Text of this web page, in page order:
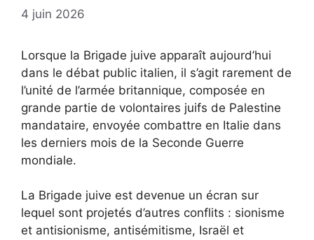
4 juin 2026
Lorsque la Brigade juive apparaît aujourd’hui
dans le débat public italien, il s’agit rarement de
l’unité de l’armée britannique, composée en
grande partie de volontaires juifs de Palestine
mandataire, envoyée combattre en Italie dans
les derniers mois de la Seconde Guerre
mondiale.
La Brigade juive est devenue un écran sur
lequel sont projetés d’autres conflits : sionisme
et antisionisme, antisémitisme, Israël et